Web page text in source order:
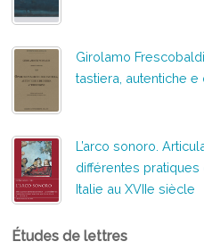
Girolamo
tastiera, autentiche
L’arco sonoro.
différentes pratiques
Italie au XVIIe siècle
Études de lettres